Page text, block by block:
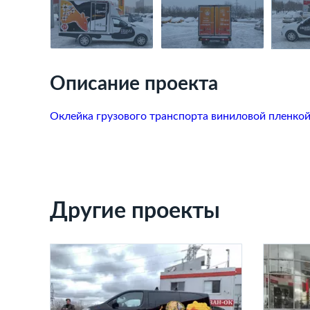
Описание проекта
Оклейка грузового транспорта виниловой пленкой
Другие проекты